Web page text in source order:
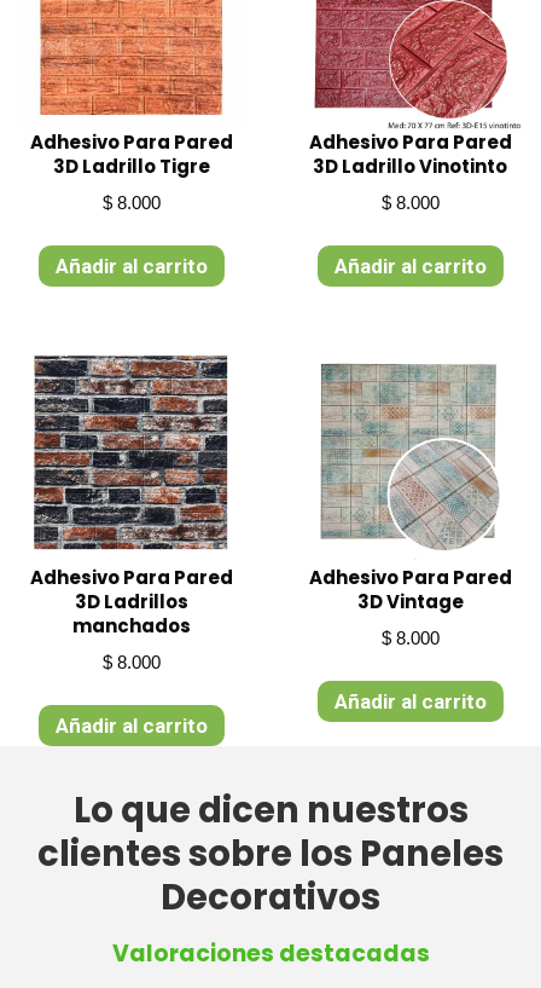
Adhesivo Para Pared
3D Ladrillo Tigre
$8.000
Añadir al carrito
Adhesivo Para Pared
3D Ladrillo Vinotinto
$8.000
Añadir al carrito
Adhesivo Para Pared
3D Ladrillos
manchados
$8.000
Añadir al carrito
Adhesivo Para Pared
3D Vintage
$8.000
Añadir al carrito
Lo que dicen nuestros
clientes sobre los Paneles
Decorativos
Valoraciones destacadas